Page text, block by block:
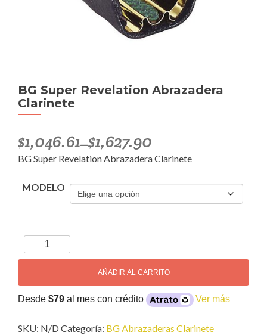
BG Super Revelation Abrazadera
Clarinete
$1,046.61–$1,627.90
BG Super Revelation Abrazadera Clarinete
MODELO
Super
Abrazadera
Clarinete
AÑADIR AL CARRITO
Desde $79 al mes con crédito Ver más
SKU: N/D Categoría: BG Abrazaderas Clarinete